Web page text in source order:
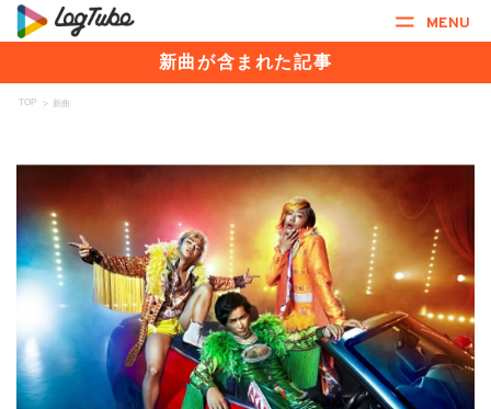
MENU
新曲が含まれた記事
TOP > 新曲